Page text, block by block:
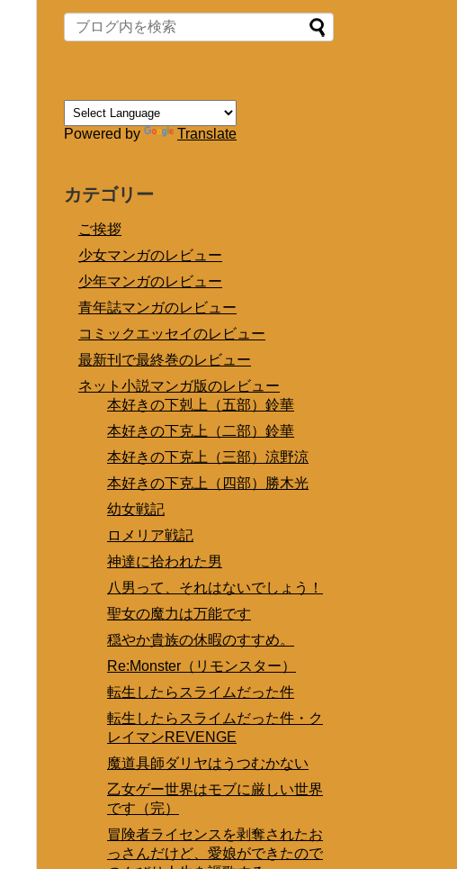
Powered by Translate
カテゴリー
ご挨拶
少女マンガのレビュー
少年マンガのレビュー
青年誌マンガのレビュー
コミックエッセイのレビュー
最新刊で最終巻のレビュー
ネット小説マンガ版のレビュー
本好きの下剋上（五部）鈴華
本好きの下克上（二部）鈴華
本好きの下克上（三部）涼野涼
本好きの下克上（四部）勝木光
幼女戦記
ロメリア戦記
神達に拾われた男
八男って、それはないでしょう！
聖女の魔力は万能です
穏やか貴族の休暇のすすめ。
Re:Monster（リモンスター）
転生したらスライムだった件
転生したらスライムだった件・ク
レイマンREVENGE
魔道具師ダリヤはうつむかない
乙女ゲー世界はモブに厳しい世界
です（完）
冒険者ライセンスを剥奪されたお
っさんだけど、愛娘ができたので